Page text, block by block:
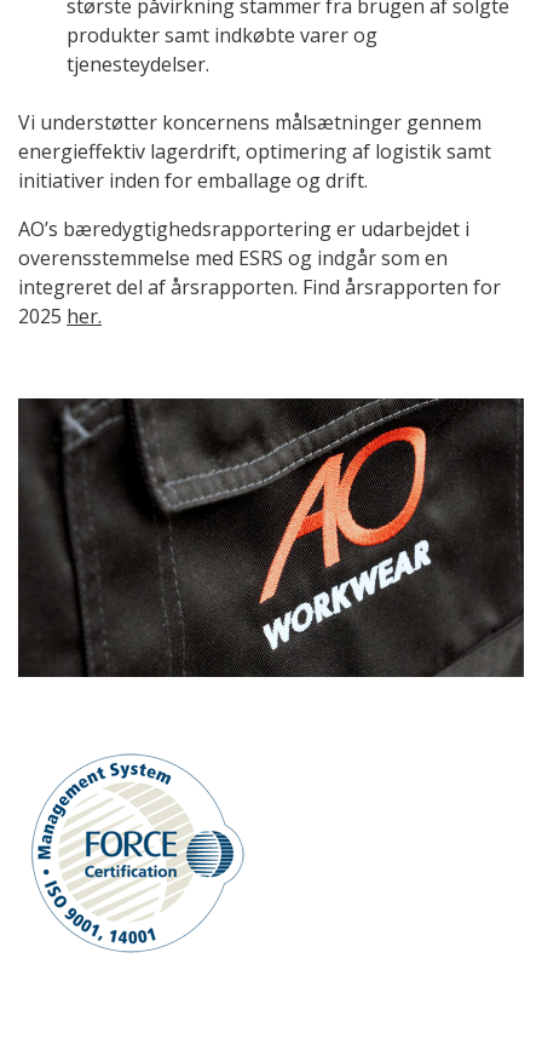
største påvirkning stammer fra brugen af solgte
produkter samt indkøbte varer og
tjenesteydelser.
Vi understøtter koncernens målsætninger gennem
energieffektiv lagerdrift, optimering af logistik samt
initiativer inden for emballage og drift.
AO’s bæredygtighedsrapportering er udarbejdet i
overensstemmelse med ESRS og indgår som en
integreret del af årsrapporten. Find årsrapporten for
2025 her.